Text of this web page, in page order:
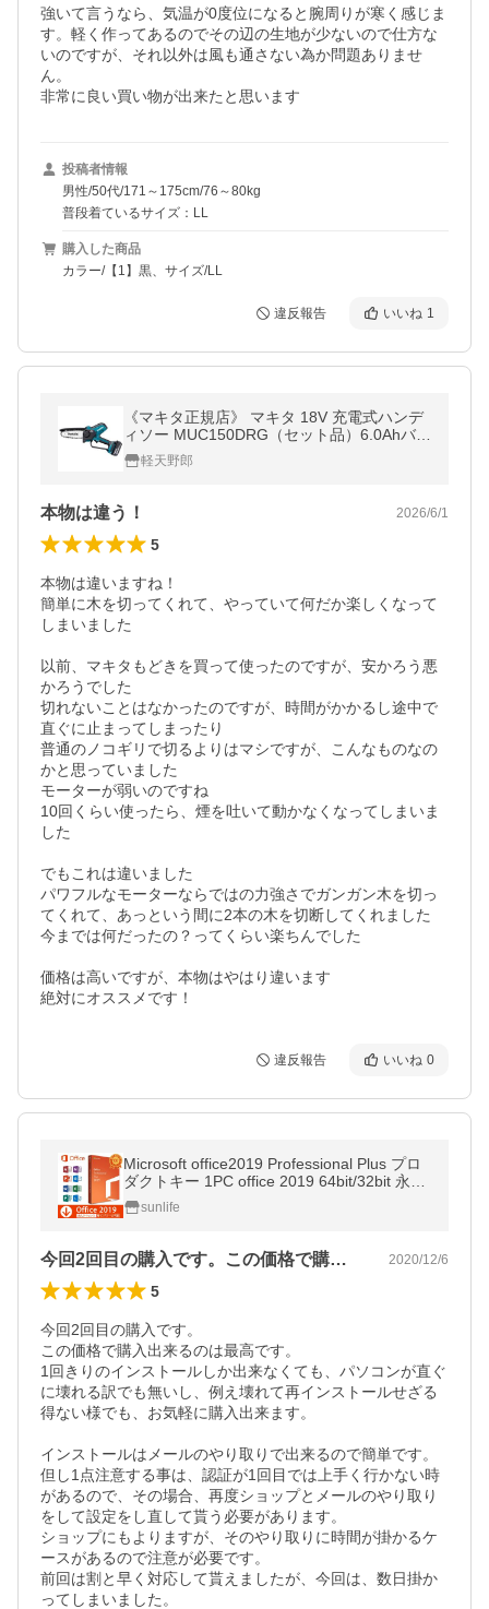
強いて言うなら、気温が0度位になると腕周りが寒く感じま
す。軽く作ってあるのでその辺の生地が少ないので仕方な
いのですが、それ以外は風も通さない為か問題ありませ
ん。
非常に良い買い物が出来たと思います
投稿者情報
男性/50代/171～175cm/76～80kg
普段着ているサイズ：LL
購入した商品
カラー/【1】黒、サイズ/LL
違反報告 いいね 1
《マキタ正規店》 マキタ 18V 充電式ハンデ
ィソー MUC150DRG（セット品）6.0Ahバッ
テリ・充電器付き
軽天野郎
本物は違う！ 2026/6/1
5
本物は違いますね！
簡単に木を切ってくれて、やっていて何だか楽しくなって
しまいました
以前、マキタもどきを買って使ったのですが、安かろう悪
かろうでした
切れないことはなかったのですが、時間がかかるし途中で
直ぐに止まってしまったり
普通のノコギリで切るよりはマシですが、こんなものなの
かと思っていました
モーターが弱いのですね
10回くらい使ったら、煙を吐いて動かなくなってしまいま
した
でもこれは違いました
パワフルなモーターならではの力強さでガンガン木を切っ
てくれて、あっという間に2本の木を切断してくれました
今までは何だったの？ってくらい楽ちんでした
価格は高いですが、本物はやはり違います
絶対にオススメです！
違反報告 いいね 0
Microsoft office2019 Professional Plus プロ
ダクトキー 1PC office 2019 64bit/32bit 永続
ライセンス ダウンロード版 認証完了までサ
ポート
sunlife
今回2回目の購入です。この価格で購入出… 2020/12/6
5
今回2回目の購入です。
この価格で購入出来るのは最高です。
1回きりのインストールしか出来なくても、パソコンが直ぐ
に壊れる訳でも無いし、例え壊れて再インストールせざる
得ない様でも、お気軽に購入出来ます。
インストールはメールのやり取りで出来るので簡単です。
但し1点注意する事は、認証が1回目では上手く行かない時
があるので、その場合、再度ショップとメールのやり取り
をして設定をし直して貰う必要があります。
ショップにもよりますが、そのやり取りに時間が掛かるケ
ースがあるので注意が必要です。
前回は割と早く対応して貰えましたが、今回は、数日掛か
ってしまいました。